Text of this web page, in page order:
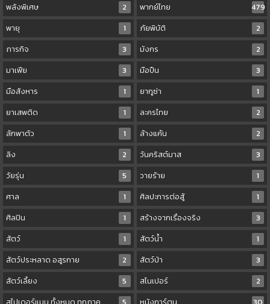
พลังพิเศษ
2 พากย์ไทย
479
พายุ
1 ภัยพิบัติ
2
ภารกิจ
3 มังกร
2
มาเฟีย
3 มือปืน
3
มือสังหาร
1 ยากูซ่า
1
ยาเสพติด
1 ละครไทย
2
ลักพาตัว
1 ล้างแค้น
2
ลิง
2 วันคริสต์มาส
3
วัยรุ่น
5 วายร้าย
1
ศาล
1 ศิลปะการต่อสู้
1
ศิลปิน
1 สร้างจากเรื่องจริง
3
สัตว์
1 สัตว์น้ำ
1
สัตว์ประหลาด อสูรกาย
2 สัตว์ป่า
3
สัตว์เลี้ยง
5 สไนเปอร์
2